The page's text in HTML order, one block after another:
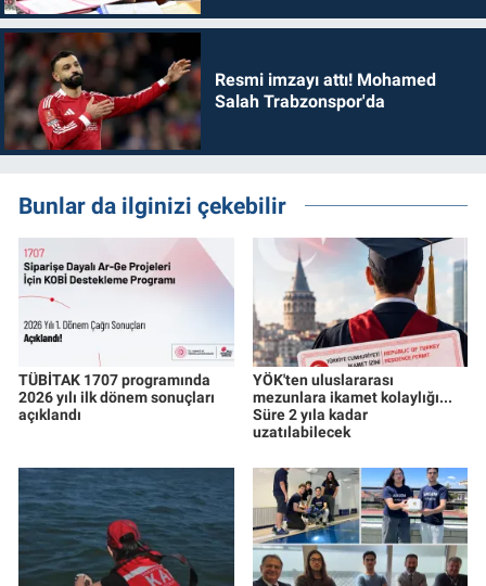
Resmi imzayı attı! Mohamed
Salah Trabzonspor'da
Bunlar da ilginizi çekebilir
TÜBİTAK 1707 programında
2026 yılı ilk dönem sonuçları
açıklandı
YÖK'ten uluslararası
mezunlara ikamet kolaylığı...
Süre 2 yıla kadar
uzatılabilecek